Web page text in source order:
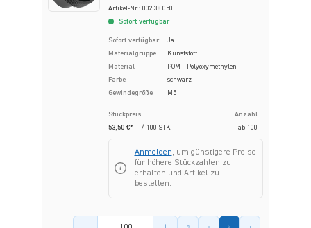
Artikel-Nr.: 002.38.050
Sofort verfügbar
Sofort verfügbar
Ja
Materialgruppe
Kunststoff
Material
POM - Polyoxymethylen
Farbe
schwarz
Gewindegröße
M5
Stückpreis
Anzahl
53,50 €*
/ 100 STK ab 100
Anmelden, um günstigere Preise
für höhere Stückzahlen zu
erhalten und Artikel zu
bestellen.
Menge des Artikels